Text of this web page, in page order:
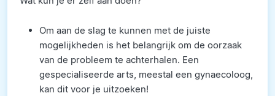
Om aan de slag te kunnen met de juiste
mogelijkheden is het belangrijk om de oorzaak
van de probleem te achterhalen. Een
gespecialiseerde arts, meestal een gynaecoloog,
kan dit voor je uitzoeken!